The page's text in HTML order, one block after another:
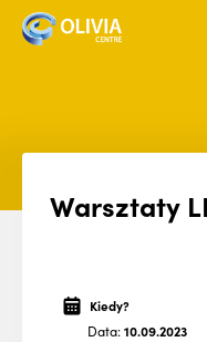
Warsztaty
Kiedy?
Data:10.09.2023